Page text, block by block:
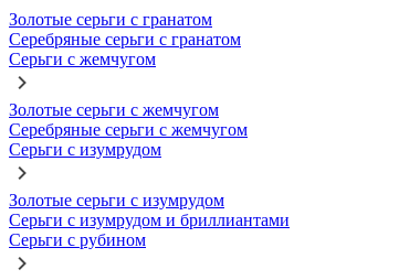
Золотые серьги с гранатом
Серебряные серьги с гранатом
Серьги с жемчугом
Золотые серьги с жемчугом
Серебряные серьги с жемчугом
Серьги с изумрудом
Золотые серьги с изумрудом
Серьги с изумрудом и бриллиантами
Серьги с рубином